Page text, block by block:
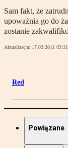
Sam fakt, że
upoważnia go do
zostanie
Aktualizacja: 17.03.2011 03:31
Red
Powiązane